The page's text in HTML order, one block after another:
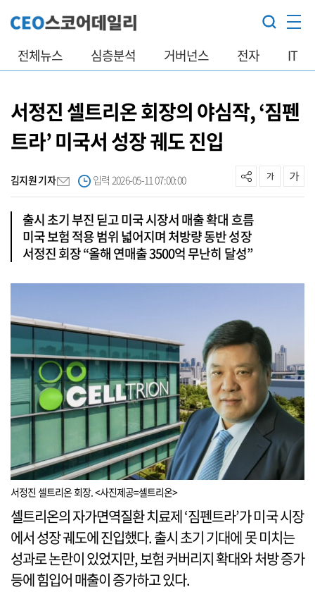
전체뉴스 심층분석 거버넌스 전자 IT
서정진 셀트리온 회장의 야심작, ‘짐펜
트라’ 미국서 성장 궤도 진입
김지원 기자 입력 2026-05-11 07:00:00
출시 초기 부진 딛고 미국 시장서 매출 확대 흐름
미국 보험 적용 범위 넓어지며 처방량 동반 성장
서정진 회장 “올해 연매출 3500억 무난히 달성”
서정진 셀트리온 회장. <사진제공=셀트리온>
셀트리온의 자가면역질환 치료제 ‘짐펜트라’가 미국 시장
에서 성장 궤도에 진입했다. 출시 초기 기대에 못 미치는
성과로 논란이 있었지만, 보험 커버리지 확대와 처방 증가
등에 힘입어 매출이 증가하고 있다.